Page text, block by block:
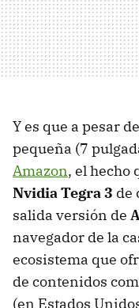
Y es que a pesar
pequeña (7
Amazon, el hecho
Nvidia Tegra 3 de
salida versión de
navegador de la
ecosistema que
de contenidos
(en Estados